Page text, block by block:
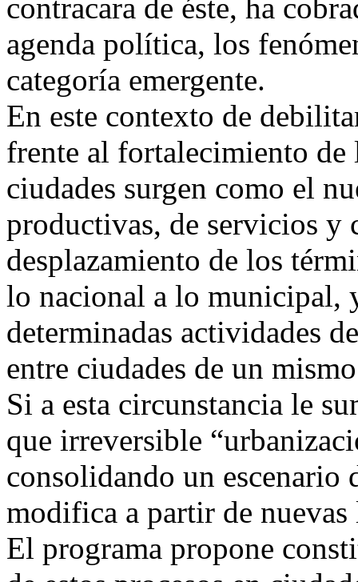
contracara de éste, ha
agenda política, los
categoría emergente.
En este contexto de
frente al fortalecimiento de
ciudades surgen como el
productivas, de servicios y
desplazamiento de los
lo nacional a lo municipal,
determinadas actividades
entre ciudades de un
Si a esta circunstancia le
que irreversible
consolidando un
modifica a partir de nuevas
El programa propone